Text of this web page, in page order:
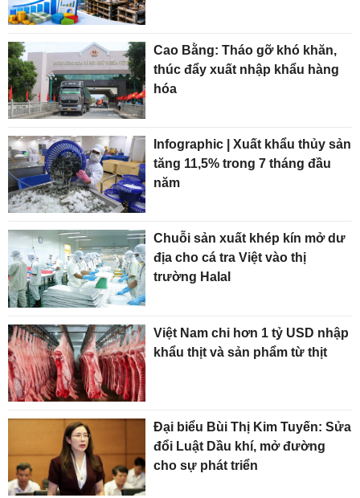
Cao Bằng: Tháo gỡ khó khăn,
thúc đẩy xuất nhập khẩu hàng
hóa
Infographic | Xuất khẩu thủy sản
tăng 11,5% trong 7 tháng đầu
năm
Chuỗi sản xuất khép kín mở dư
địa cho cá tra Việt vào thị
trường Halal
Việt Nam chi hơn 1 tỷ USD nhập
khẩu thịt và sản phẩm từ thịt
Đại biểu Bùi Thị Kim Tuyến: Sửa
đổi Luật Dầu khí, mở đường
cho sự phát triển